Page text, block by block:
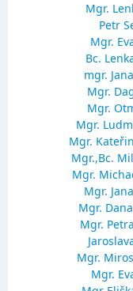
Mgr.
Petr
Mgr.
Bc.
mgr.
Mgr.
Mgr.
Mgr.
Mgr.
Mgr.,Bc.
Mgr.
Mgr.
Mgr.
Mgr.
Mgr.
Mgr.